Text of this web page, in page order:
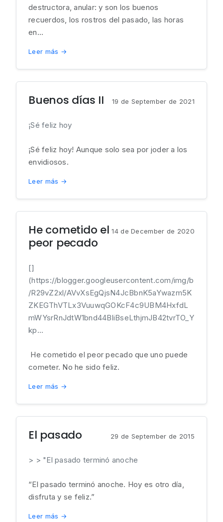
destructora, anular: y son los buenos
recuerdos, los rostros del pasado, las horas
en...
Leer más →
Buenos días II 19 de September de 2021
¡Sé feliz hoy
¡Sé feliz hoy! Aunque solo sea por joder a los
envidiosos.
Leer más →
He cometido el
peor pecado
14 de December de 2020
[]
(https://blogger.googleusercontent.com/img/b
/R29vZ2xl/AVvXsEgQjsN4JcBbnK5aYwazm5K
ZKEGThVTLx3VuuwqGOKcF4c9UBM4HxfdL
mWYsrRnJdtW1bnd44BliBseLthjmJB42tvrTO_Y
kp...
He cometido el peor pecado que uno puede
cometer. No he sido feliz.
Leer más →
El pasado 29 de September de 2015
> > "El pasado terminó anoche
“El pasado terminó anoche. Hoy es otro día,
disfruta y se feliz.”
Leer más →